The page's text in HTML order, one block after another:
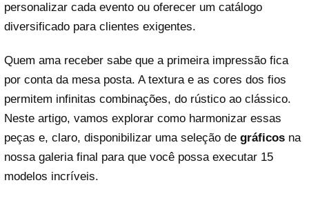
personalizar cada evento ou oferecer um catálogo
diversificado para clientes exigentes.
Quem ama receber sabe que a primeira impressão fica
por conta da mesa posta. A textura e as cores dos fios
permitem infinitas combinações, do rústico ao clássico.
Neste artigo, vamos explorar como harmonizar essas
peças e, claro, disponibilizar uma seleção de gráficos na
nossa galeria final para que você possa executar 15
modelos incríveis.